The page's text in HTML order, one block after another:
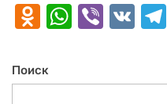
Viber
VK
Поиск